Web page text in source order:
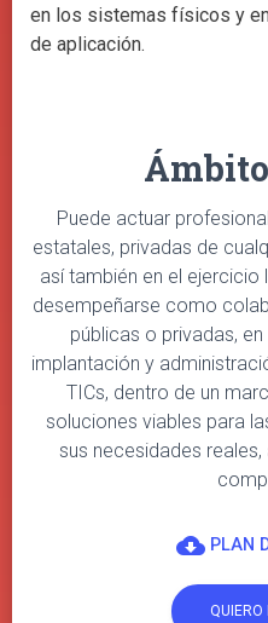
en los sistemas físicos y
de aplicación.
Puede actuar
estatales, privadas de
así también en el ejercicio
desempeñarse como
públicas o privadas,
implantación y
TICs, dentro de un
soluciones viables para
sus necesidades
cloud_downloadPLAN
QUIERO